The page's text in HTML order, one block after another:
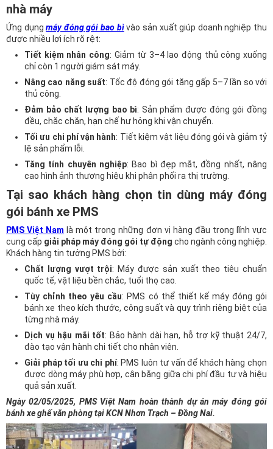
nhà máy
Ứng dụngmáy đóng gói bao bìvào sản xuất giúp doanh nghiệp thu
được nhiều lợi ích rõ rệt:
Tiết kiệm nhân công: Giảm từ 3–4 lao động thủ công xuống
chỉ còn 1 người giám sát máy.
Nâng cao năng suất: Tốc độ đóng gói tăng gấp 5–7 lần so với
thủ công.
Đảm bảo chất lượng bao bì: Sản phẩm được đóng gói đồng
đều, chắc chắn, hạn chế hư hỏng khi vận chuyển.
Tối ưu chi phí vận hành: Tiết kiệm vật liệu đóng gói và giảm tỷ
lệ sản phẩm lỗi.
Tăng tính chuyên nghiệp: Bao bì đẹp mắt, đồng nhất, nâng
cao hình ảnh thương hiệu khi phân phối ra thị trường.
Tại sao khách hàng chọn tin dùng máy đóng
gói bánh xe PMS
PMS Việt Nam là một trong những đơn vị hàng đầu trong lĩnh vực
cung cấp giải pháp máy đóng gói tự động cho ngành công nghiệp.
Khách hàng tin tưởng PMS bởi:
Chất lượng vượt trội: Máy được sản xuất theo tiêu chuẩn
quốc tế, vật liệu bền chắc, tuổi thọ cao.
Tùy chỉnh theo yêu cầu: PMS có thể thiết kế máy đóng gói
bánh xe theo kích thước, công suất và quy trình riêng biệt của
từng nhà máy.
Dịch vụ hậu mãi tốt: Bảo hành dài hạn, hỗ trợ kỹ thuật 24/7,
đào tạo vận hành chi tiết cho nhân viên.
Giải pháp tối ưu chi phí: PMS luôn tư vấn để khách hàng chọn
được dòng máy phù hợp, cân bằng giữa chi phí đầu tư và hiệu
quả sản xuất.
Ngày 02/05/2025, PMS Việt Nam hoàn thành dự án máy đóng gói
bánh xe ghế văn phòng tại KCN Nhơn Trạch – Đồng Nai.